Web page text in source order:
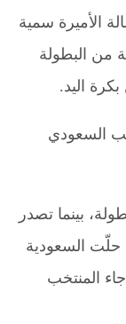
الأميرة سمية
من البطولة
اليد.
السعودي
بينما تصدر
حلّت السعودية
جاء المنتخب